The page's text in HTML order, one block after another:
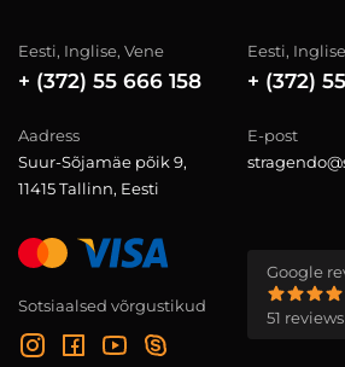
Eesti, Inglise, Vene
+ (372) 55 666 158
Eesti,
+ (372)
Aadress
Suur-Sõjamäe põik 9,
11415 Tallinn, Eesti
E-post
Sotsiaalsed võrgustikud
Google
51 reviews